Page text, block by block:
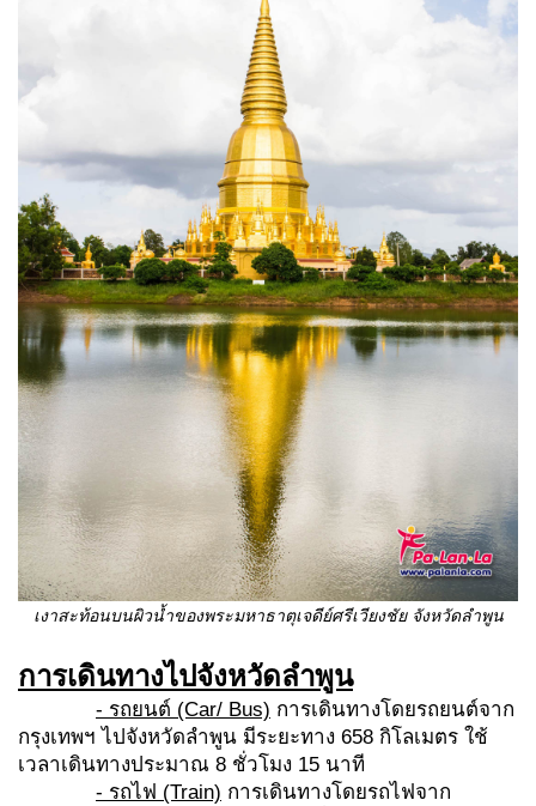
เงาสะท้อนบนผิวน้ำของพระมหาธาตุเจดีย์ศรีเวียงชัย จังหวัดลำพูน
การเดินทางไปจังหวัดลำพูน
- รถยนต์ (Car/ Bus) การเดินทางโดยรถยนต์จาก
กรุงเทพฯ ไปจังหวัดลำพูน มีระยะทาง 658 กิโลเมตร ใช้
เวลาเดินทางประมาณ 8 ชั่วโมง 15 นาที
- รถไฟ (Train) การเดินทางโดยรถไฟจาก